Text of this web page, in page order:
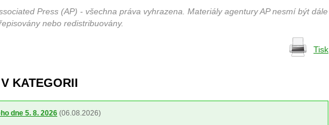
Press (AP) - všechna práva vyhrazena. Materiály agentury AP nesmí být dále
nebo redistribuovány.
Tisk
KATEGORII
dne 5. 8. 2026 (06.08.2026)